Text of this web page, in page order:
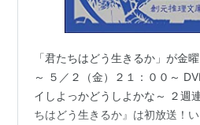
「君たちはどう生きるか」が金
～ ５／２（金）２１：００～
イしよっかどうしよかな～ ２週
ちはどう生きるか』は初放送！